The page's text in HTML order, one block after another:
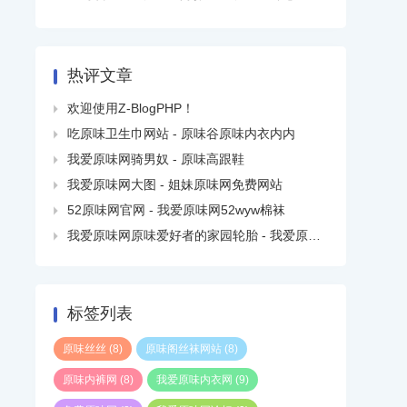
热评文章

欢迎使用Z-BlogPHP！

吃原味卫生巾网站 - 原味谷原味内衣内内

我爱原味网骑男奴 - 原味高跟鞋

我爱原味网大图 - 姐妹原味网免费网站

52原味网官网 - 我爱原味网52wyw棉袜

我爱原味网原味爱好者的家园轮胎 - 我爱原味网去哪了
标签列表
原味丝丝 (8) 原味阁丝袜网站 (8)
原味内裤网 (8) 我爱原味内衣网 (9)